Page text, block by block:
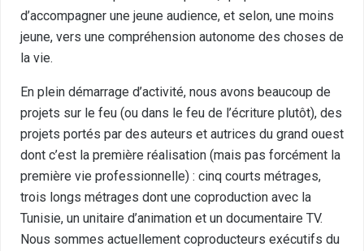
d’accompagner une jeune audience, et selon, une moins
jeune, vers une compréhension autonome des choses de
la vie.
En plein démarrage d’activité, nous avons beaucoup de
projets sur le feu (ou dans le feu de l’écriture plutôt), des
projets portés par des auteurs et autrices du grand ouest
dont c’est la première réalisation (mais pas forcément la
première vie professionnelle) : cinq courts métrages,
trois longs métrages dont une coproduction avec la
Tunisie, un unitaire d’animation et un documentaire TV.
Nous sommes actuellement coproducteurs exécutifs du